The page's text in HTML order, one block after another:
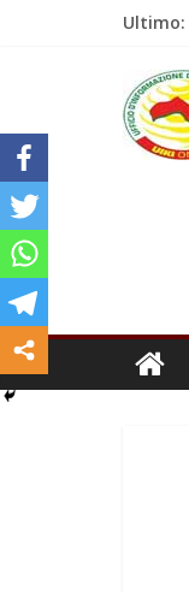
Ultimo: